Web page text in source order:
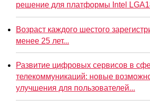
решение для платформы Intel
Возраст каждого шестого
менее 25 лет...
Развитие цифровых сервисов в
телекоммуникаций: новые
улучшения для пользователей...